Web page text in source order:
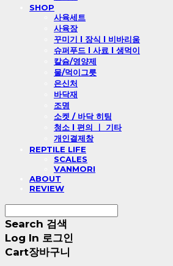
SHOP
사육세트
사육장
꾸미기 l 장식 l 비바리움
슈퍼푸드 l 사료 l 생먹이
칼슘/영양제
물/먹이그릇
은신처
바닥재
조명
소켓 / 바닥 히팅
청소 l 편의 ㅣ 기타
개인결제창
REPTILE LIFE
SCALES
VANMORI
ABOUT
REVIEW
Search 검색
Log In 로그인
Cart장바구니